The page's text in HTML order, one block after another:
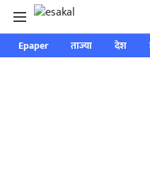
Epaper ताज्या देश